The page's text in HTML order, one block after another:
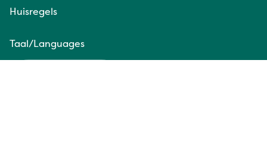
Huisregels
Taal/Languages